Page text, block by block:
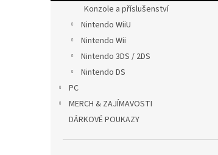
Konzole a příslušenství
Nintendo WiiU
Nintendo Wii
Nintendo 3DS / 2DS
Nintendo DS
PC
MERCH & ZAJÍMAVOSTI
DÁRKOVÉ POUKAZY